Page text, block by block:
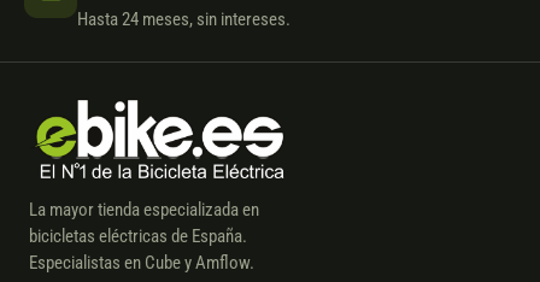
Hasta 24 meses, sin intereses.
La mayor tienda especializada en
bicicletas eléctricas de España.
Especialistas en Cube y Amflow.